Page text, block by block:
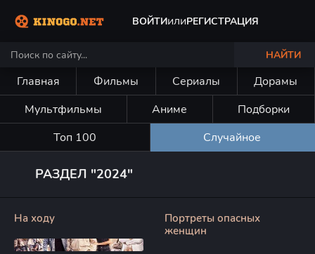
ВОЙТИилиРЕГИСТРАЦИЯ
НАЙТИ
Главная Фильмы Сериалы
Дорамы
Мультфильмы
Аниме
Подборки
Топ 100
Случайное
РАЗДЕЛ "2024"
На ходу
Портреты опасных
женщин